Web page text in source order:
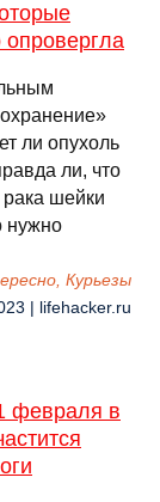
ли опухоль
ли, что
шейки
нужно
Курьезы
| lifehacker.ru
февраля в